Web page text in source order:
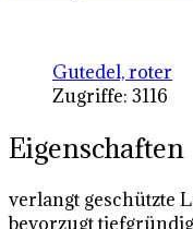
Gutedel, roter
Zugriffe: 3116
Eigenschaften
verlangt geschützte
bevorzugt